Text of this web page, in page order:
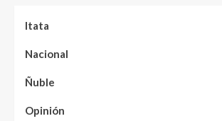
Itata
Nacional
Ñuble
Opinión